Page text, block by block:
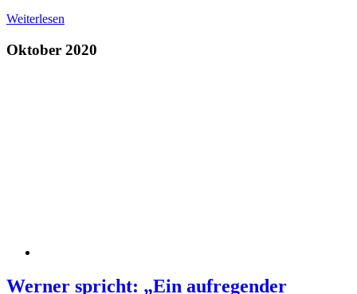
Weiterlesen
Oktober 2020
Werner spricht: „Ein aufregender